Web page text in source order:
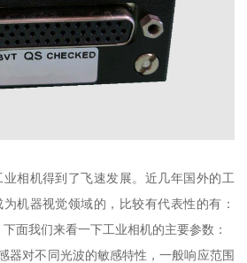
相机得到了飞速发展。近几年国外的工
机器视觉领域的，比较有代表性的有：
面我们来看一下工业相机的主要参数：
器对不同光波的敏感特性，一般响应范围